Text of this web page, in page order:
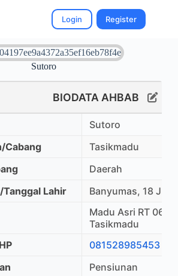
Login Register
Sutoro
BIODATA AHBAB
Sutoro
Cabang
Tasikmadu
Daerah
Lahir
Banyumas, 18 Juni
Madu Asri RT 06/
Tasikmadu
081528985453
Pensiunan